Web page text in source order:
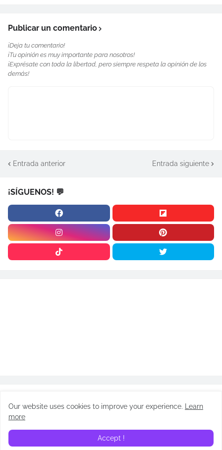
Publicar un comentario
¡Deja tu comentario!
¡Tu opinión es muy importante para nosotros!
¡Exprésate con toda la libertad, pero siempre respeta la opinión de los
demás!
Entrada anterior Entrada siguiente
¡SÍGUENOS! 💬
Our website uses cookies to improve your experience.
Learn
more
Accept !